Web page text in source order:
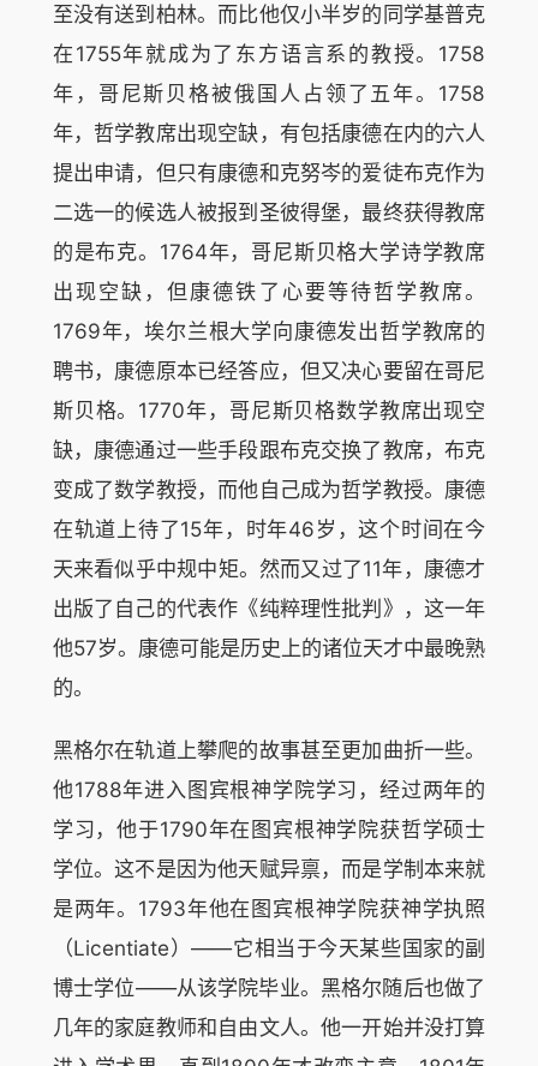
至没有送到柏林。而比他仅小半岁的同学基普克
在1755年就成为了东方语言系的教授。1758
年，哥尼斯贝格被俄国人占领了五年。1758
年，哲学教席出现空缺，有包括康德在内的六人
提出申请，但只有康德和克努岑的爱徒布克作为
二选一的候选人被报到圣彼得堡，最终获得教席
的是布克。1764年，哥尼斯贝格大学诗学教席
出现空缺，但康德铁了心要等待哲学教席。
1769年，埃尔兰根大学向康德发出哲学教席的
聘书，康德原本已经答应，但又决心要留在哥尼
斯贝格。1770年，哥尼斯贝格数学教席出现空
缺，康德通过一些手段跟布克交换了教席，布克
变成了数学教授，而他自己成为哲学教授。康德
在轨道上待了15年，时年46岁，这个时间在今
天来看似乎中规中矩。然而又过了11年，康德才
出版了自己的代表作《纯粹理性批判》，这一年
他57岁。康德可能是历史上的诸位天才中最晚熟
的。
黑格尔在轨道上攀爬的故事甚至更加曲折一些。
他1788年进入图宾根神学院学习，经过两年的
学习，他于1790年在图宾根神学院获哲学硕士
学位。这不是因为他天赋异禀，而是学制本来就
是两年。1793年他在图宾根神学院获神学执照
（Licentiate）——它相当于今天某些国家的副
博士学位——从该学院毕业。黑格尔随后也做了
几年的家庭教师和自由文人。他一开始并没打算